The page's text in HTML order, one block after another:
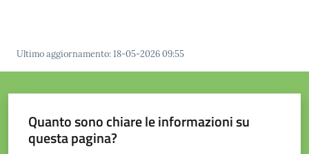
Sede
contatti
Ultimo aggiornamento:18-05-2026 09:55
Quanto sono chiare le informazioni su
questa pagina?